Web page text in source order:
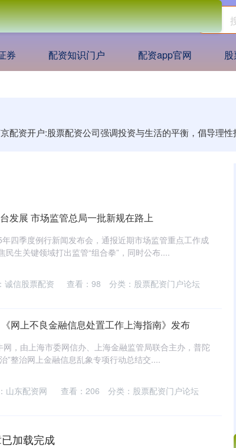
券 配资知识门户 配资app官网
配资开户:股票配资公司强调投资与生活的平衡，倡导理
发展 市场监管总局一批新规在路上
四季度例行新闻发布会，通报近期市场监管重点工作成
生关键领域打出监管“组合拳”，同时公布....
诚信股票配资 查看：98 分类： 股票配资门户论坛
网上不良金融信息处置工作上海指南》发布
，由上海市委网信办、上海金融监管局联合主办，普陀
”整治网上金融信息乱象专项行动总结交....
山东配资网 查看：206 分类： 股票配资门户论坛
加载完成